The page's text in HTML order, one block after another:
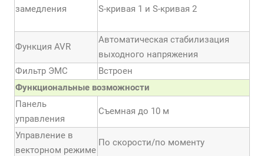
замедления
S-кривая 1 и S-кривая 2
Функция AVR
Автоматическая стабилизация
выходного напряжения
Фильтр ЭМС
Встроен
Функциональные возможности
Панель
управления
Съемная до 10 м
Управление в
векторном режиме
По скорости/по моменту